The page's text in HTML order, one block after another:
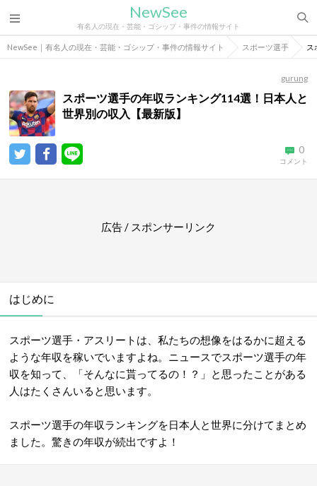
NewSee
有名人の現在・芸能・ゴシップ・事件の情報サイト
NewSee｜有名人の現在・芸能・ゴシップ・事件の情報サイト スポーツ選手 ス
gurung
スポーツ選手の年収ランキング114選！日本人と
世界別の収入【最新版】
0
コメント
広告 / スポンサーリンク
はじめに
スポーツ選手・アスリートは、私たちの想像をはるかに超える
ような年収を稼いでいますよね。ニュースでスポーツ選手の年
収を知って、「そんなに貰ってるの！？」と思ったことがある
人はたくさんいると思います。
スポーツ選手の年収ランキングを日本人と世界に分けてまとめ
ました。驚きの年収が続出ですよ！